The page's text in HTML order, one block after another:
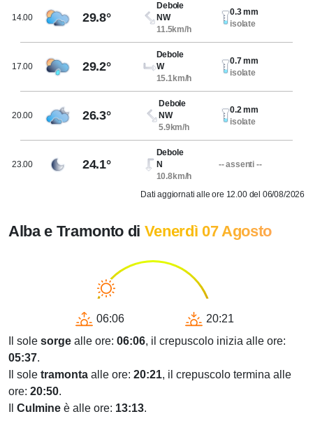
14.00 29.8°
Debole
NW
11.5km/h
0.3 mm
isolate
17.00 29.2°
Debole
W
15.1km/h
0.7 mm
isolate
20.00 26.3°
Debole
NW
5.9km/h
0.2 mm
isolate
23.00 24.1°
Debole
N
10.8km/h
-- assenti --
Dati aggiornati alle ore 12.00 del 06/08/2026
Alba e Tramonto di Venerdì 07 Agosto
06:06
20:21
Il sole sorge alle ore: 06:06, il crepuscolo inizia alle ore:
05:37.
Il sole tramonta alle ore: 20:21, il crepuscolo termina alle
ore: 20:50.
Culmine è alle ore: 13:13.